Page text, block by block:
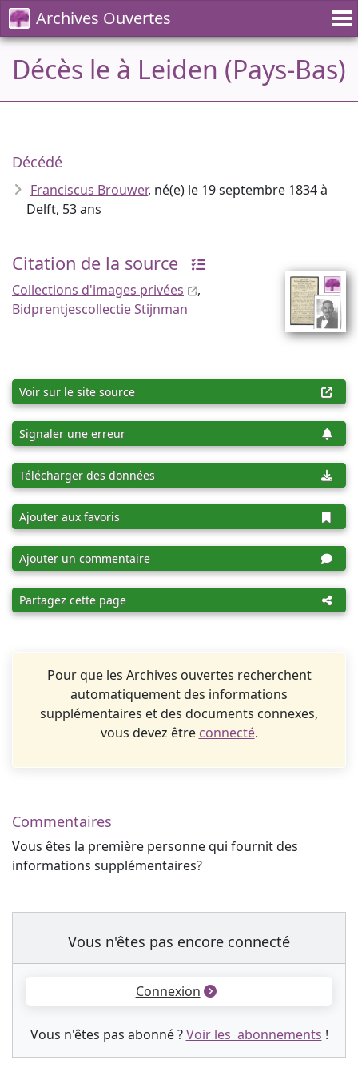
Archives Ouvertes
Décès le à Leiden (Pays-Bas)
Décédé
Franciscus Brouwer, né(e) le 19 septembre 1834 à
Delft, 53 ans
Citation de la source
Collections d'images privées
,
Bidprentjescollectie Stijnman
Voir sur le site source
Signaler une erreur
Télécharger des données
Ajouter aux favoris
Ajouter un commentaire
Partagez cette page
Pour que les Archives ouvertes recherchent
automatiquement des informations
supplémentaires et des documents connexes,
vous devez être connecté.
Commentaires
Vous êtes la première personne qui fournit des
informations supplémentaires?
Vous n'êtes pas encore connecté
Connexion
Vous n'êtes pas abonné ?Voir les abonnements !